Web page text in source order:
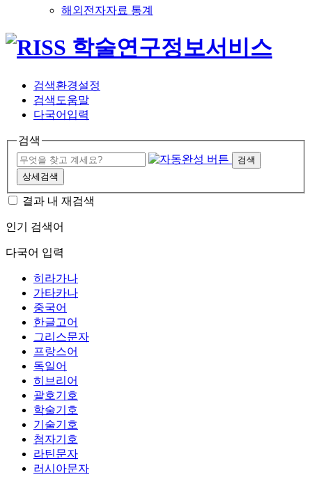
해외전자자료 통계
검색환경설정
검색도움말
다국어입력
검색
검색
상세검색
결과 내 재검색
인기 검색어
다국어 입력
히라가나
가타카나
중국어
한글고어
그리스문자
프랑스어
독일어
히브리어
괄호기호
학술기호
기술기호
첨자기호
라틴문자
러시아문자